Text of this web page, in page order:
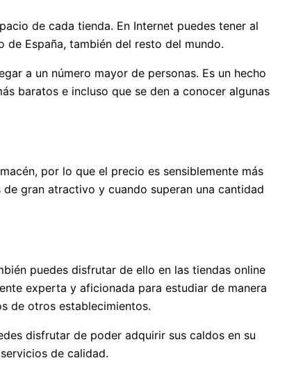
de cada tienda. En Internet puedes tener al
España, también del resto del mundo.
a un número mayor de personas. Es un hecho
baratos e incluso que se den a conocer algunas
por lo que el precio es sensiblemente más
gran atractivo y cuando superan una cantidad
puedes disfrutar de ello en las tiendas online
experta y aficionada para estudiar de manera
de otros establecimientos.
disfrutar de poder adquirir sus caldos en su
de calidad.